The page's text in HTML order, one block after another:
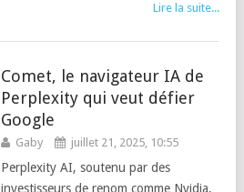
Lire la suite...
Comet, le navigateur IA de
Perplexity qui veut défier
Google
Gaby juillet 21, 2025, 10:55
Perplexity AI, soutenu par des
investisseurs de renom comme Nvidia,